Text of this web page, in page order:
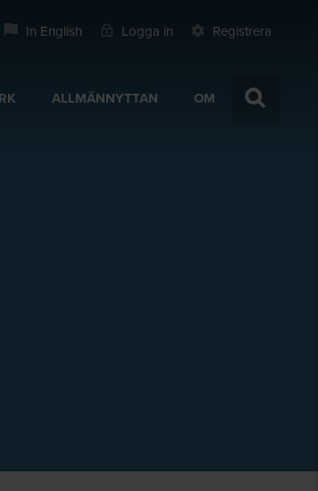
In English Logga in Registrera
ALLMÄNNYTTAN OM